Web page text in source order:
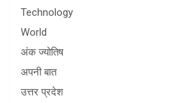
Technology
World
अंक ज्योतिष
अपनी बात
उत्तर प्रदेश